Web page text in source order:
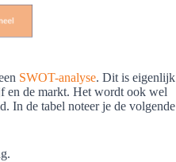
SWOT-analyse. Dit is eigenlijk
en de markt. Het wordt ook wel
In de tabel noteer je de volgende